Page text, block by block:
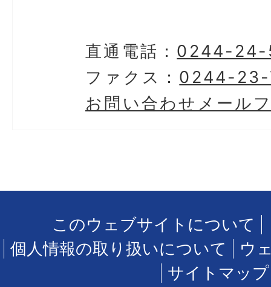
直通電話： 0244-
ファクス： 0244-
お問い合わせメール
このウェブサイトについて
個人情報の取り扱いについて
ウ
サイトマップ